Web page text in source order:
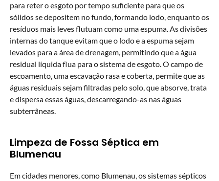
para reter o esgoto por tempo suficiente para que os
sólidos se depositem no fundo, formando lodo, enquanto os
resíduos mais leves flutuam como uma espuma. As divisões
internas do tanque evitam que o lodo e a espuma sejam
levados para a área de drenagem, permitindo que a água
residual líquida flua para o sistema de esgoto. O campo de
escoamento, uma escavação rasa e coberta, permite que as
águas residuais sejam filtradas pelo solo, que absorve, trata
e dispersa essas águas, descarregando-as nas águas
subterrâneas.
Limpeza de Fossa Séptica em
Blumenau
Em cidades menores, como Blumenau, os sistemas sépticos